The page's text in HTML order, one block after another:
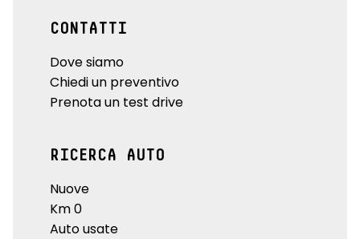
CONTATTI
Dove siamo
Chiedi un preventivo
Prenota un test drive
RICERCA AUTO
Nuove
Km 0
Auto usate